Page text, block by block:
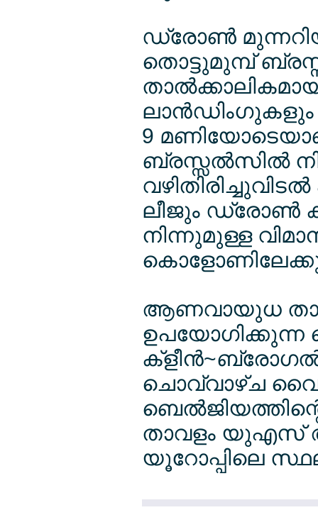
ഡ്രോണ്‍
തൊട്ടുമുമ്പ്
ലാന്‍ഡിംഗുകളും
9
ബ്രസ്സല്‍സില്‍
ലീജും ഡ്രോണ്‍
നിന്നുമുള്ള
ആണവായുധ
ചൊവ്വാഴ്ച
താവളം യുഎസ്
യൂറോപ്പിലെ